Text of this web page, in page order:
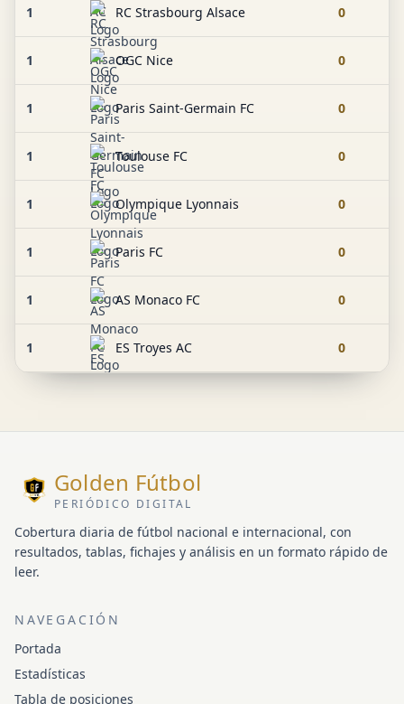
1 RC Strasbourg Alsace 0
1 OGC Nice 0
1 Paris Saint-Germain FC 0
1 Toulouse FC 0
1 Olympique Lyonnais 0
1 Paris FC 0
1 AS Monaco FC 0
1 ES Troyes AC 0
Golden Fútbol
PERIÓDICO DIGITAL
Cobertura diaria de fútbol nacional e internacional, con
resultados, tablas, fichajes y análisis en un formato rápido de
leer.
NAVEGACIÓN
Portada
Estadísticas
Tabla de posiciones